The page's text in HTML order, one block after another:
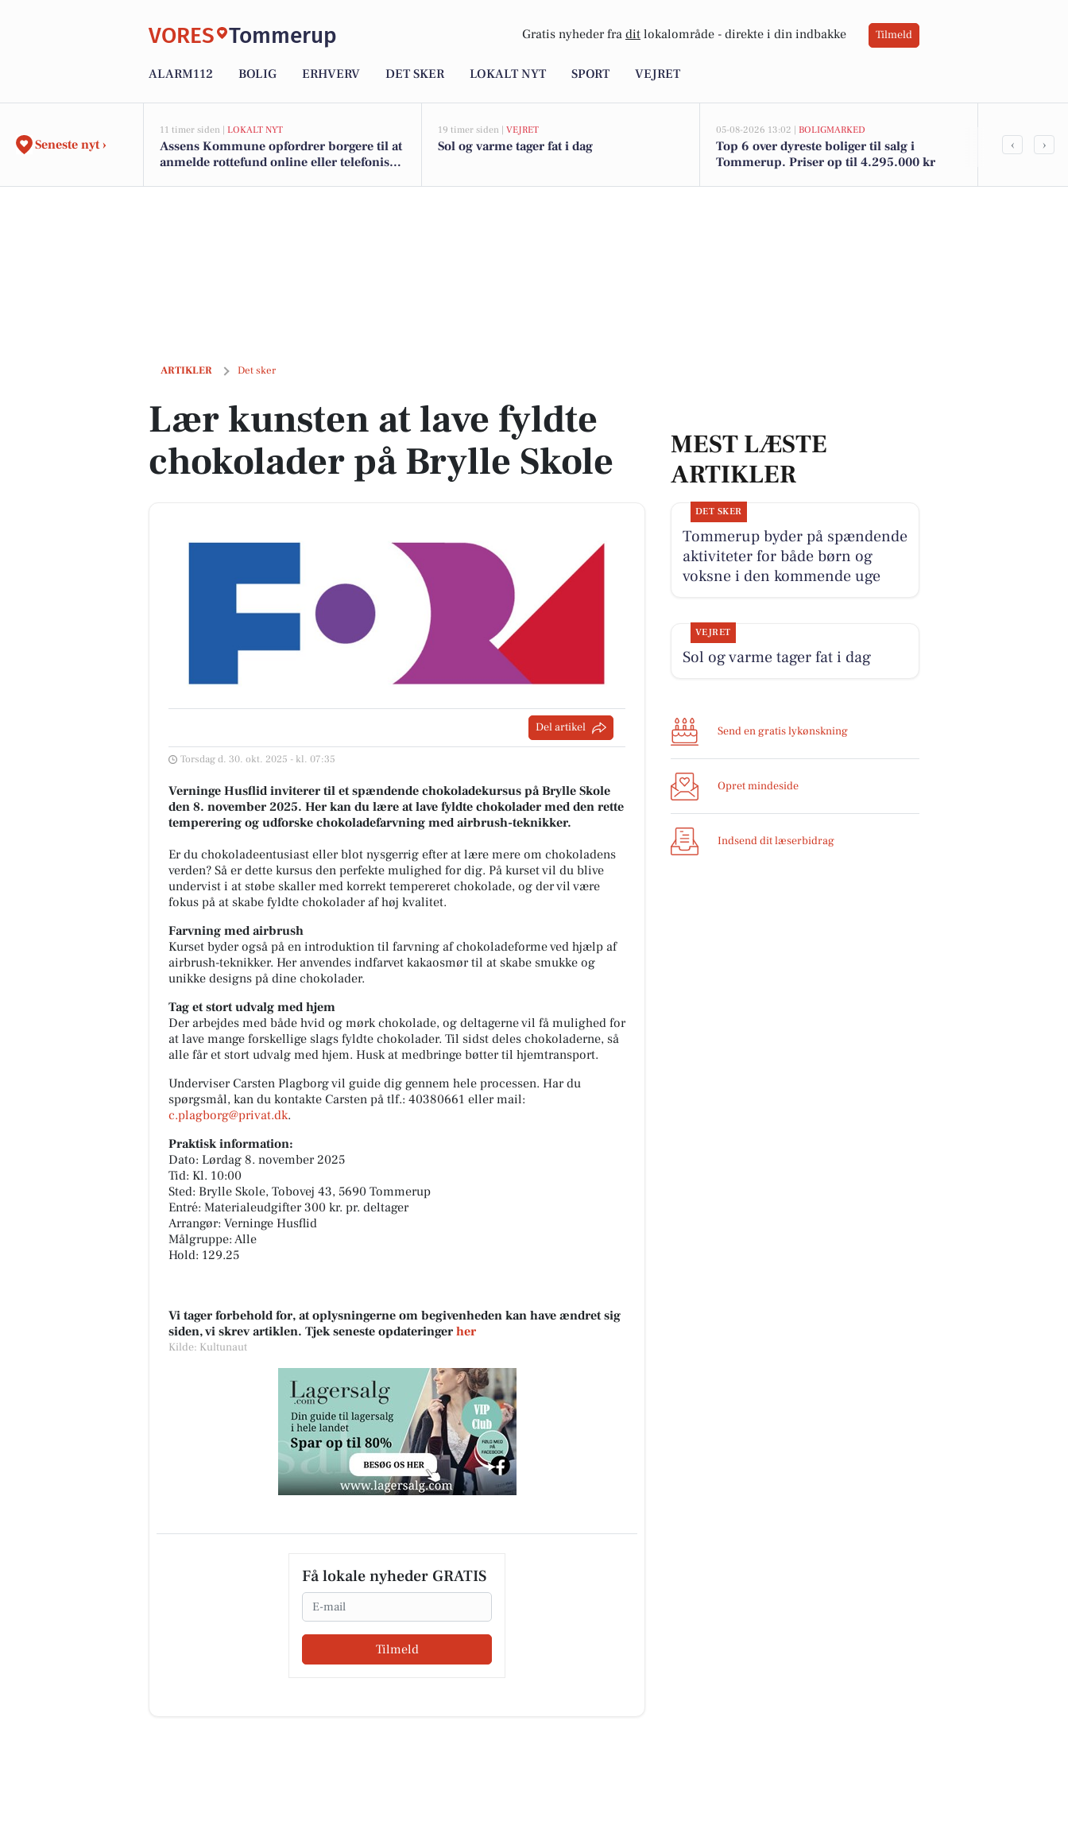
VORES Tommerup Gratis nyheder fra dit lokalområde - direkte i din indbakke Tilmeld
ALARM112 BOLIG ERHVERV DET SKER LOKALT NYT SPORT VEJRET
Seneste nyt ›
11 timer siden | LOKALT NYT
Assens Kommune opfordrer borgere til at
anmelde rottefund online eller telefonisk
19 timer siden | VEJRET
Sol og varme tager fat i dag
05-08-2026 13:02 | BOLIGMARKED
Top 6 over dyreste boliger til salg i
Tommerup. Priser op til 4.295.000 kr
‹ ›
ARTIKLER Det sker
Lær kunsten at lave fyldte chokolader på Brylle Skole
Lær kunsten at lave fyldte
chokolader på Brylle Skole
Del artikel
Torsdag d. 30. okt. 2025 - kl. 07:35
Verninge Husflid inviterer til et spændende chokoladekursus på Brylle Skole
den 8. november 2025. Her kan du lære at lave fyldte chokolader med den rette
temperering og udforske chokoladefarvning med airbrush-teknikker.
Er du chokoladeentusiast eller blot nysgerrig efter at lære mere om chokoladens
verden? Så er dette kursus den perfekte mulighed for dig. På kurset vil du blive
undervist i at støbe skaller med korrekt tempereret chokolade, og der vil være
fokus på at skabe fyldte chokolader af høj kvalitet.
Farvning med airbrush
Kurset byder også på en introduktion til farvning af chokoladeforme ved hjælp af
airbrush-teknikker. Her anvendes indfarvet kakaosmør til at skabe smukke og
unikke designs på dine chokolader.
Tag et stort udvalg med hjem
Der arbejdes med både hvid og mørk chokolade, og deltagerne vil få mulighed for
at lave mange forskellige slags fyldte chokolader. Til sidst deles chokoladerne, så
alle får et stort udvalg med hjem. Husk at medbringe bøtter til hjemtransport.
Underviser Carsten Plagborg vil guide dig gennem hele processen. Har du
spørgsmål, kan du kontakte Carsten på tlf.: 40380661 eller mail:
c.plagborg@privat.dk.
Praktisk information:
Dato: Lørdag 8. november 2025
Tid: Kl. 10:00
Sted: Brylle Skole, Tobovej 43, 5690 Tommerup
Entré: Materialeudgifter 300 kr. pr. deltager
Arrangør: Verninge Husflid
Målgruppe: Alle
Hold: 129.25
Vi tager forbehold for, at oplysningerne om begivenheden kan have ændret sig
siden, vi skrev artiklen. Tjek seneste opdateringer her
Kilde: Kultunaut
Få lokale nyheder GRATIS
Email
Tilmeld
MEST LÆSTE
ARTIKLER
DET SKER
Tommerup byder på spændende
aktiviteter for både børn og
voksne i den kommende uge
VEJRET
Sol og varme tager fat i dag
Send en gratis lykønskning
Opret mindeside
Indsend dit læserbidrag